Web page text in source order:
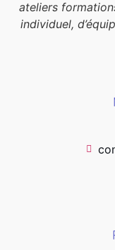
ateliers
individuel,